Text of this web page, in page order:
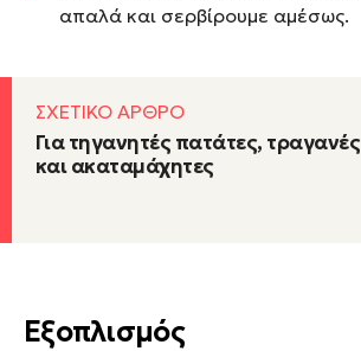
Εξοπλισμός
απαλά και σερβίρουμε αμέσως.
ΣΧΕΤΙΚΟ ΑΡΘΡΟ
Για τηγανητές πατάτες, τραγανές
και ακαταμάχητες